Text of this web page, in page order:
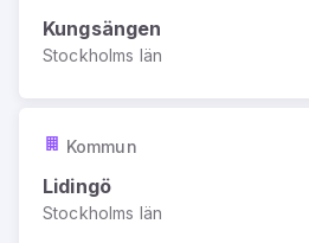
Kungsängen
Stockholms län
Kommun
Lidingö
Stockholms län